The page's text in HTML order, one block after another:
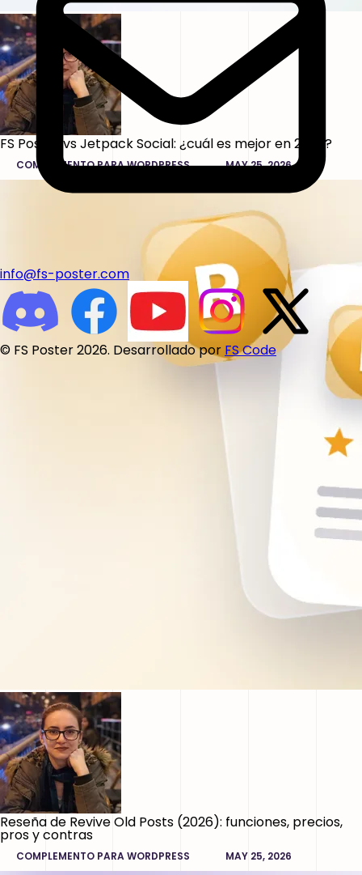
info@fs-poster.com
© FS Poster 2026. Desarrollado por FS Code
FS Poster vs Jetpack Social: ¿cuál es mejor en 2026?
COMPLEMENTO PARA WORDPRESS MAY 25, 2026
Reseña de Revive Old Posts (2026): funciones, precios,
pros y contras
COMPLEMENTO PARA WORDPRESS MAY 25, 2026